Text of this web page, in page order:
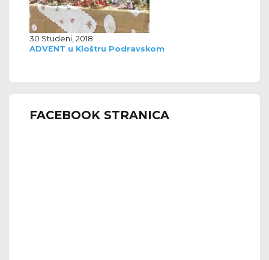
30 Studeni, 2018
ADVENT u Kloštru Podravskom
FACEBOOK STRANICA